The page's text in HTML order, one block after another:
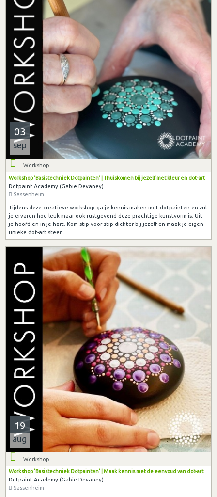
03
sep
Workshop
Workshop 'Basistechniek Dotpainten' | Thuiskomen bij jezelf met kleur en dot-art
Dotpaint Academy (Gabie Devaney)
Sassenheim
Tijdens deze creatieve workshop ga je kennis maken met dotpainten en zul
je ervaren hoe leuk maar ook rustgevend deze prachtige kunstvorm is. Uit
je hoofd en in je hart. Kom stip voor stip dichter bij jezelf en maak je eigen
unieke dot-art steen.
19
aug
Workshop
Workshop 'Basistechniek Dotpainten' | Maak kennis met de eenvoud van dot-art
Dotpaint Academy (Gabie Devaney)
Sassenheim